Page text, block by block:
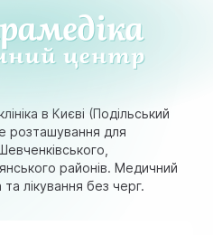
в Києві (Подільський
розташування для
районів. Медичний
лікування без черг.